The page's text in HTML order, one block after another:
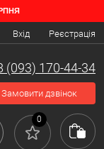
невеликі сплетені
камери,
Вхід Реєстрація
(093) 170-44-34
Замовити дзвінок
0